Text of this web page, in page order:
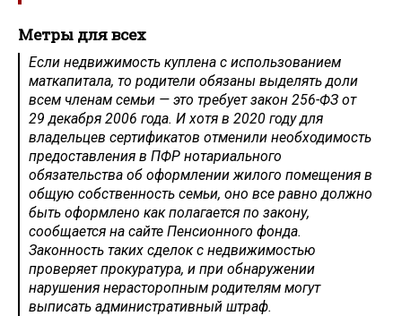
Метры для всех
Если недвижимость куплена с использованием
маткапитала, то родители обязаны выделять доли
всем членам семьи — это требует закон 256-ФЗ от
29 декабря 2006 года. И хотя в 2020 году для
владельцев сертификатов отменили необходимость
предоставления в ПФР нотариального
обязательства об оформлении жилого помещения в
общую собственность семьи, оно все равно должно
быть оформлено как полагается по закону,
сообщается на сайте Пенсионного фонда.
Законность таких сделок с недвижимостью
проверяет прокуратура, и при обнаружении
нарушения нерасторопным родителям могут
выписать административный штраф.